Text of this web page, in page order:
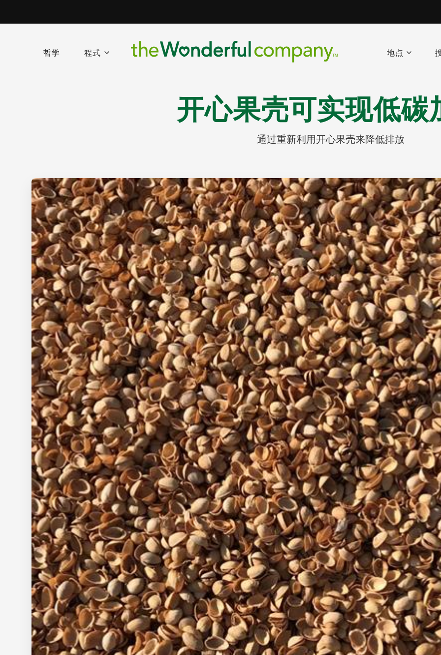
哲学 程式 地点
开心果壳可实现低碳
通过重新利用开心果壳来降低排放